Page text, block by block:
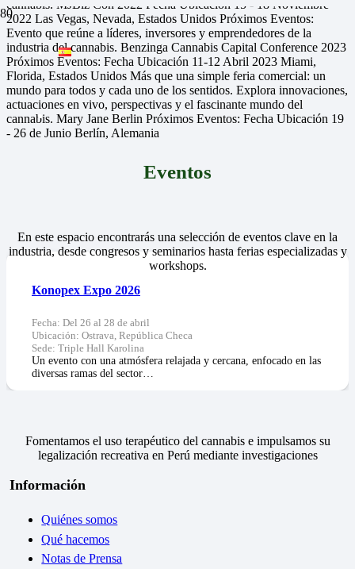
cannabis. MJBiz Con 2022 Fecha Ubicación 15 - 18 Noviembre
2022 Las Vegas, Nevada, Estados Unidos Próximos Eventos:
Evento que reúne a líderes, inversores y emprendedores de la
industria del cannabis. Benzinga Cannabis Capital Conference 2023
Próximos Eventos: Fecha Ubicación 11-12 Abril 2023 Miami,
Florida, Estados Unidos Más que una simple feria comercial: un
mundo para todos y cada uno de los sentidos. Explora innovaciones,
actuaciones en vivo, perspectivas y el fascinante mundo del
cannabis. Mary Jane Berlin Próximos Eventos: Fecha Ubicación 19
- 26 de Junio Berlín, Alemania
Eventos
En este espacio encontrarás una selección de eventos clave en la
industria, desde congresos y seminarios hasta ferias especializadas y
workshops.
Konopex Expo 2026
Fecha: Del 26 al 28 de abril
Ubicación: Ostrava, República Checa
Sede: Triple Hall Karolina
Un evento con una atmósfera relajada y cercana, enfocado en las
diversas ramas del sector…
Fomentamos el uso terapéutico del cannabis e impulsamos su
legalización recreativa en Perú mediante investigaciones
Información
Quiénes somos
Qué hacemos
Notas de Prensa